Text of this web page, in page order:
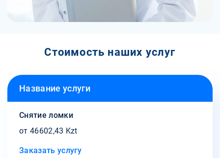
Стоимость наших услуг
Название услуги
Снятие ломки
от 46602,43 Kzt
Заказать услугу